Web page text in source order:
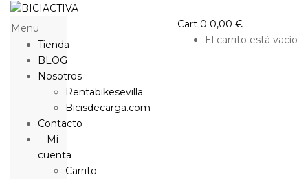
Menu
Tienda
BLOG
Nosotros
Rentabikesevilla
Bicisdecarga.com
Contacto
Mi
cuenta
Carrito
Cart 0 0,00 €
El carrito está vacío